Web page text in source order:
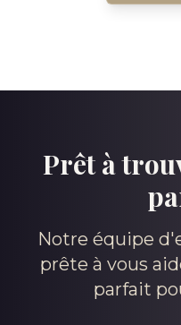
Prêt à
Notre équipe
prête à vous
parfait